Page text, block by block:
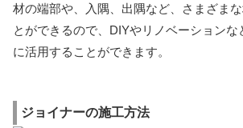
材の端部や、入隅、出隅など、さまざま
とができるので、DIYやリノベーションな
に活用することができます。
ジョイナーの施工方法